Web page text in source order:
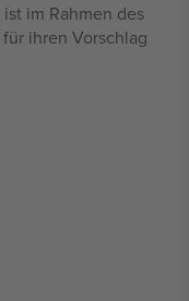
im Rahmen des
ihren Vorschlag